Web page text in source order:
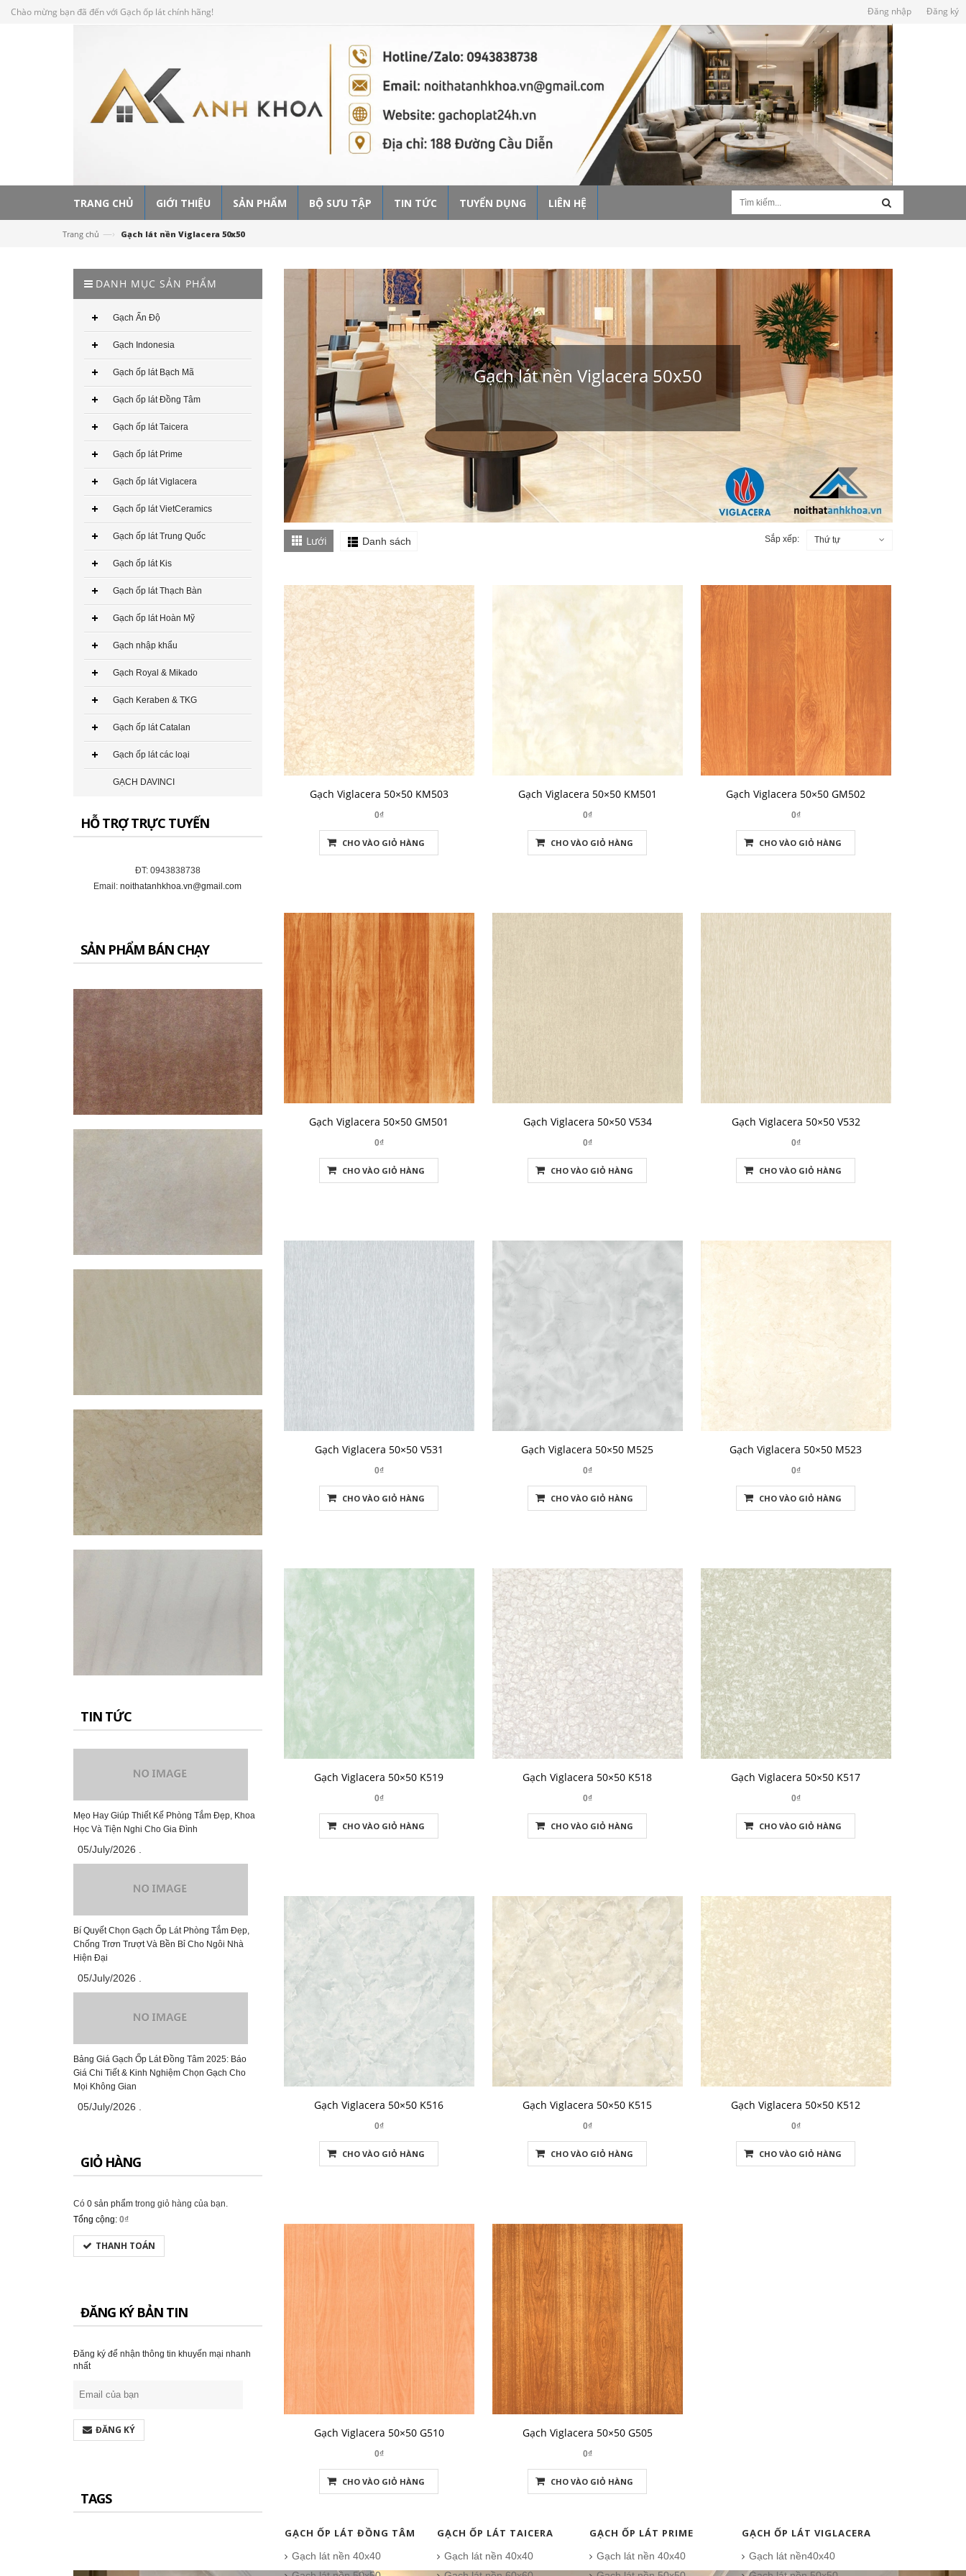
Chào mừng bạn đã đến với Gạch ốp lát chính hãng! Đăng nhập Đăng ký
TRANG CHỦ GIỚI THIỆU SẢN PHẨM BỘ SƯU TẬP TIN TỨC TUYỂN DỤNG LIÊN HỆ
Trang chủ —› Gạch lát nền Viglacera 50x50
Gạch lát nền Viglacera 50x50
Lưới Danh sách Sắp xếp: Thứ tự
Gạch Viglacera 50×50 KM503
0₫
CHO VÀO GIỎ HÀNG
Gạch Viglacera 50×50 KM501
0₫
CHO VÀO GIỎ HÀNG
Gạch Viglacera 50×50 GM502
0₫
CHO VÀO GIỎ HÀNG
Gạch Viglacera 50×50 GM501
0₫
CHO VÀO GIỎ HÀNG
Gạch Viglacera 50×50 V534
0₫
CHO VÀO GIỎ HÀNG
Gạch Viglacera 50×50 V532
0₫
CHO VÀO GIỎ HÀNG
Gạch Viglacera 50×50 V531
0₫
CHO VÀO GIỎ HÀNG
Gạch Viglacera 50×50 M525
0₫
CHO VÀO GIỎ HÀNG
Gạch Viglacera 50×50 M523
0₫
CHO VÀO GIỎ HÀNG
Gạch Viglacera 50×50 K519
0₫
CHO VÀO GIỎ HÀNG
Gạch Viglacera 50×50 K518
0₫
CHO VÀO GIỎ HÀNG
Gạch Viglacera 50×50 K517
0₫
CHO VÀO GIỎ HÀNG
Gạch Viglacera 50×50 K516
0₫
CHO VÀO GIỎ HÀNG
Gạch Viglacera 50×50 K515
0₫
CHO VÀO GIỎ HÀNG
Gạch Viglacera 50×50 K512
0₫
CHO VÀO GIỎ HÀNG
Gạch Viglacera 50×50 G510
0₫
CHO VÀO GIỎ HÀNG
Gạch Viglacera 50×50 G505
0₫
CHO VÀO GIỎ HÀNG
GẠCH ỐP LÁT ĐỒNG TÂM
Gạch lát nền 40x40
GẠCH ỐP LÁT TAICERA
Gạch lát nền 40x40
GẠCH ỐP LÁT PRIME
Gạch lát nền 40x40
GẠCH ỐP LÁT VIGLACERA
Gạch lát nền40x40
DANH MỤC SẢN PHẨM
Gạch Ấn Độ
Gạch Indonesia
Gạch ốp lát Bạch Mã
Gạch ốp lát Đồng Tâm
Gạch ốp lát Taicera
Gạch ốp lát Prime
Gạch ốp lát Viglacera
Gạch ốp lát VietCeramics
Gạch ốp lát Trung Quốc
Gạch ốp lát Kis
Gạch ốp lát Thạch Bàn
Gạch ốp lát Hoàn Mỹ
Gạch nhập khẩu
Gạch Royal & Mikado
Gạch Keraben & TKG
Gạch ốp lát Catalan
Gạch ốp lát các loại
GẠCH DAVINCI
HỖ TRỢ TRỰC TUYẾN
ĐT: 0943838738
Email:noithatanhkhoa.vn@gmail.com
SẢN PHẨM BÁN CHẠY
349.000₫
CHO VÀO GIỎ HÀNG
Gạch Đồng Tâm 60×60 – DTD6060NHUTHACH002-SP
349.000₫
CHO VÀO GIỎ HÀNG
CHO VÀO GIỎ HÀNG
349.000₫
CHO VÀO GIỎ HÀNG
291.000₫
CHO VÀO GIỎ HÀNG
349.000₫
CHO VÀO GIỎ HÀNG
349.000₫
349.000₫
Gạch Đồng Tâm 60×60 – DTD6060CREMA-MAFIL01
CHO VÀO GIỎ HÀNG
TIN TỨC
Mẹo Hay Giúp Thiết Kế Phòng Tắm Đẹp, Khoa
Học Và Tiện Nghi Cho Gia Đình
05/July/2026
Bí Quyết Chọn Gạch Ốp Lát Phòng Tắm Đẹp,
Chống Trơn Trượt Và Bền Bỉ Cho Ngôi Nhà
Hiện Đại
05/July/2026
Bảng Giá Gạch Ốp Lát Đồng Tâm 2025: Báo
Giá Chi Tiết & Kinh Nghiệm Chọn Gạch Cho
Mọi Không Gian
05/July/2026
GIỎ HÀNG
Có 0 sản phẩm trong giỏ hàng của bạn.
Tổng cộng: 0₫
THANH TOÁN
ĐĂNG KÝ BẢN TIN
Đăng ký để nhận thông tin khuyến mại nhanh
nhất
ĐĂNG KÝ
TAGS